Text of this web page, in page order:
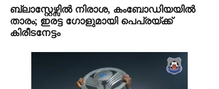
ബ്ലാസ്റ്റേഴ്സിൽ നിരാശ, കംബോഡിയയിൽ
താരം; ഇരട്ട ഗോളുമായി പെപ്രയ്ക്ക്
കിരീടനേട്ടം